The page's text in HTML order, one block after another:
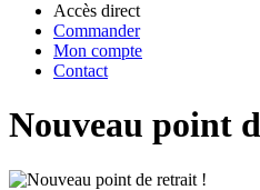
Accès direct
Commander
Mon compte
Contact
Nouveau point